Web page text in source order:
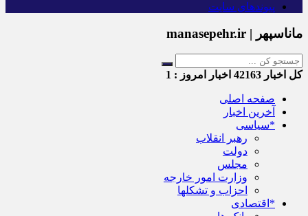
پیوندهای سایت
ماناسپهر | manasepehr.ir
کل اخبار اخبار امروز : 1
صفحه اصلی
آخرین اخبار
*سیاسی
رهبر انقلاب
دولت
مجلس
وزارت امور خارجه
احزاب و تشکلها
*اقتصادی